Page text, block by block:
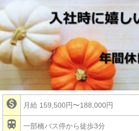
 月給 159,500円〜188,000円
 一部橋バス停から徒歩3分